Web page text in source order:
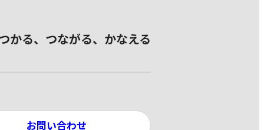
かる、つながる、かなえる
お問い合わせ